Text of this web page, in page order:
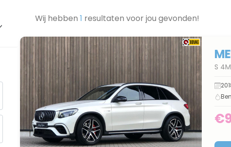
Wij hebben 1 resultaten voor jou gevonden!
S